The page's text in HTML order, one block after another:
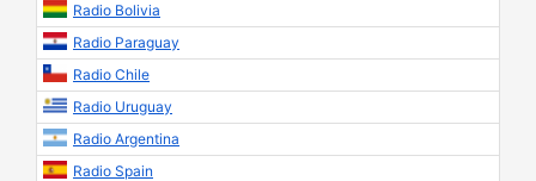
Radio Bolivia
Radio Paraguay
Radio Chile
Radio Uruguay
Radio Argentina
Radio Spain